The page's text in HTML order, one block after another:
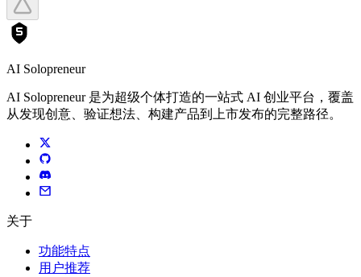
AI Solopreneur
AI Solopreneur 是为超级个体打造的一站式 AI 创业平台，覆盖
从发现创意、验证想法、构建产品到上市发布的完整路径。
关于
功能特点
用户推荐